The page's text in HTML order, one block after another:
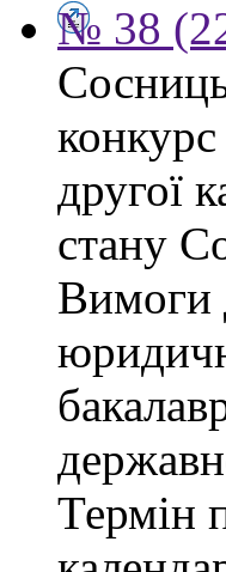
№ 38
конкурс
другої
стану
Вимоги
Термін